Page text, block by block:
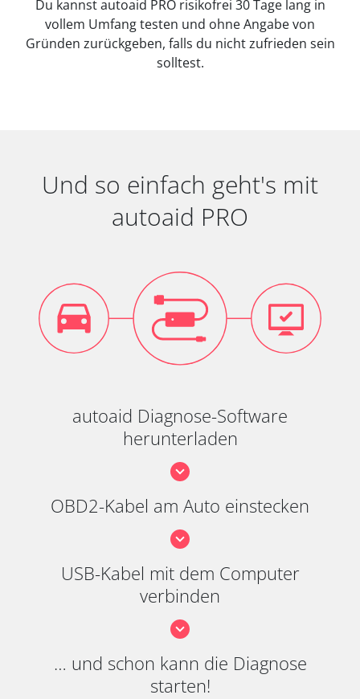
Du kannst autoaid PRO risikofrei 30 Tage lang in
vollem Umfang testen und ohne Angabe von
Gründen zurückgeben, falls du nicht zufrieden sein
solltest.
Und so einfach geht's mit
autoaid PRO
autoaid Diagnose-Software
herunterladen
OBD2-Kabel am Auto einstecken
USB-Kabel mit dem Computer
verbinden
… und schon kann die Diagnose
starten!